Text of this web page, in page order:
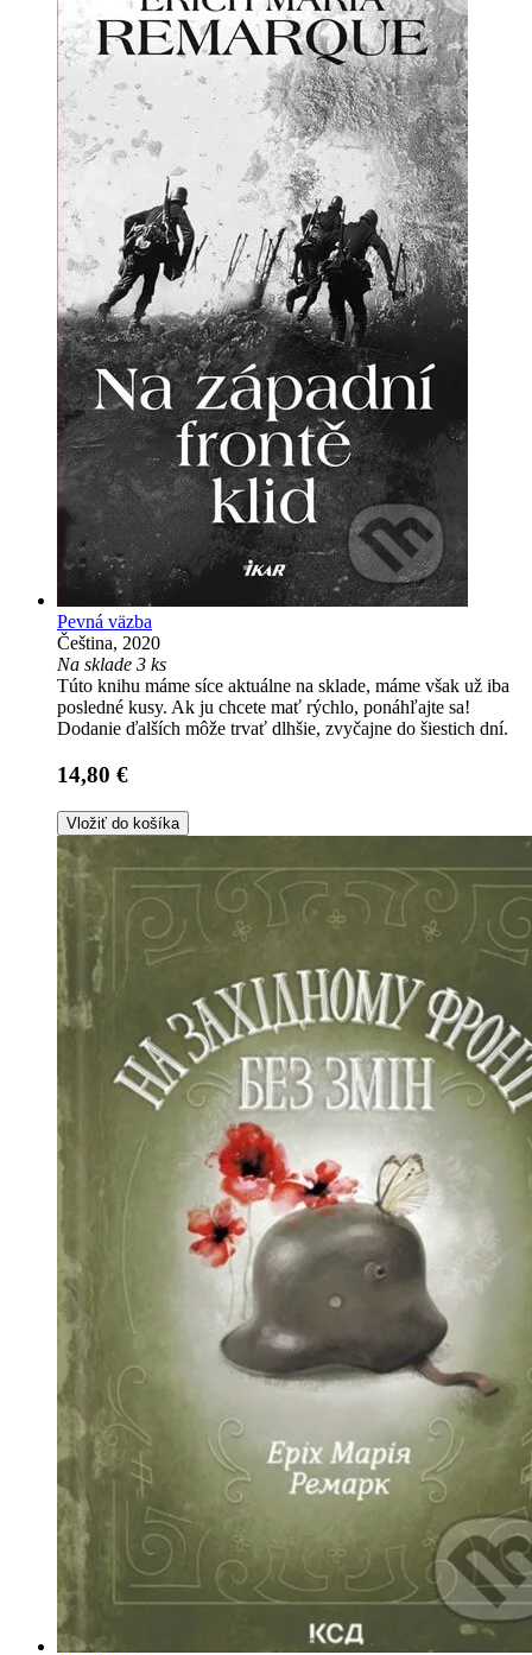
Pevná väzba
Čeština, 2020
Na sklade 3 ks
Túto knihu máme síce aktuálne na sklade, máme však už iba
posledné kusy. Ak ju chcete mať rýchlo, ponáhľajte sa!
Dodanie ďalších môže trvať dlhšie, zvyčajne do šiestich dní.
14,80 €
Vložiť do košíka